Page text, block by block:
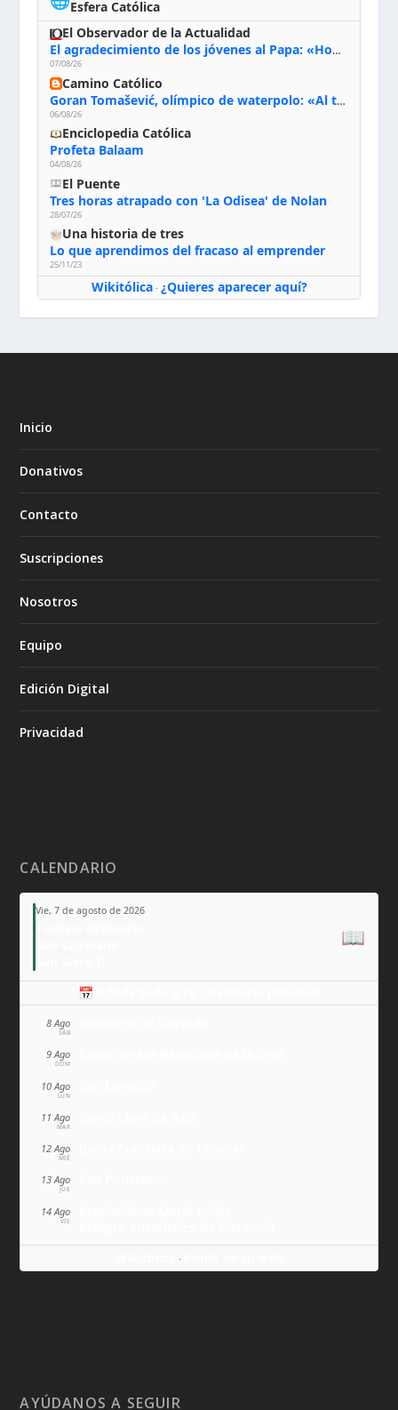
Esfera Católica
El Observador de la Actualidad
El agradecimiento de los jóvenes al Papa: «Hoy nos sentimos Iglesia»
07/08/26
Camino Católico
Goran Tomašević, olímpico de waterpolo: «Al terminar el Camino de Santiago entregué mi vida a Cristo; hablé con Dios y le dije: ‘Estoy listo; estoy a tu servicio. Puedo llevar lo que sea necesario para ti’»
06/08/26
Enciclopedia Católica
Profeta Balaam
04/08/26
El Puente
Tres horas atrapado con 'La Odisea' de Nolan
28/07/26
Una historia de tres
Lo que aprendimos del fracaso al emprender
25/11/23
Wikitólica· ¿Quieres aparecer aquí?
Inicio
Donativos
Contacto
Suscripciones
Nosotros
Equipo
Edición Digital
Privacidad
CALENDARIO
Vie, 7 de agosto de 2026
📖
📅 Añade todo a tu calendario personal
8 Ago
SÁB
9 Ago
DOM
10 Ago
LUN
11 Ago
MAR
12 Ago
MIÉ
13 Ago
JUE
14 Ago
VIE
·
AYÚDANOS A SEGUIR